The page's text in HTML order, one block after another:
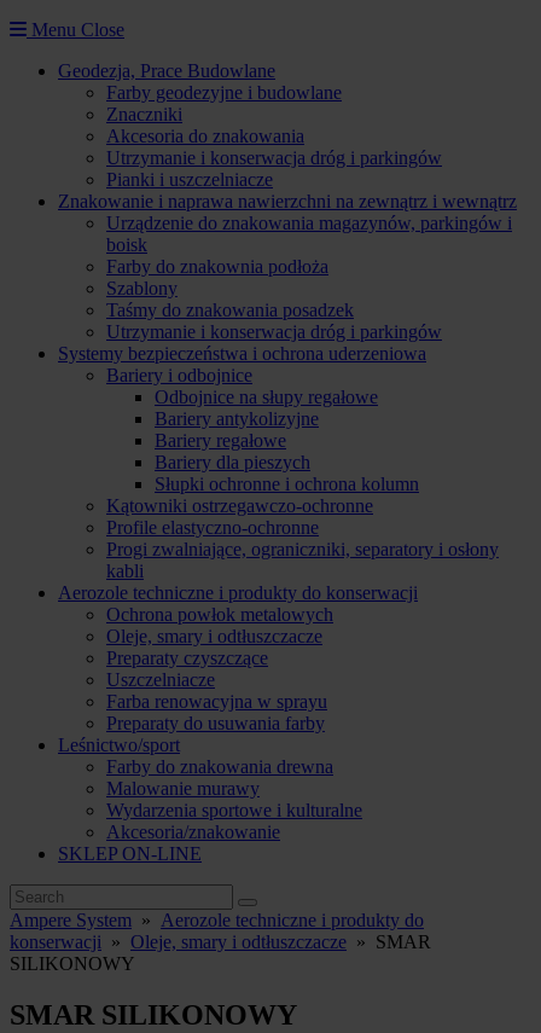
Menu Close
Geodezja, Prace Budowlane
Farby geodezyjne i budowlane
Znaczniki
Akcesoria do znakowania
Utrzymanie i konserwacja dróg i parkingów
Pianki i uszczelniacze
Znakowanie i naprawa nawierzchni na zewnątrz i wewnątrz
Urządzenie do znakowania magazynów, parkingów i
boisk
Farby do znakownia podłoża
Szablony
Taśmy do znakowania posadzek
Utrzymanie i konserwacja dróg i parkingów
Systemy bezpieczeństwa i ochrona uderzeniowa
Bariery i odbojnice
Odbojnice na słupy regałowe
Bariery antykolizyjne
Bariery regałowe
Bariery dla pieszych
Słupki ochronne i ochrona kolumn
Kątowniki ostrzegawczo-ochronne
Profile elastyczno-ochronne
Progi zwalniające, ograniczniki, separatory i osłony
kabli
Aerozole techniczne i produkty do konserwacji
Ochrona powłok metalowych
Oleje, smary i odtłuszczacze
Preparaty czyszczące
Uszczelniacze
Farba renowacyjna w sprayu
Preparaty do usuwania farby
Leśnictwo/sport
Farby do znakowania drewna
Malowanie murawy
Wydarzenia sportowe i kulturalne
Akcesoria/znakowanie
SKLEP ON-LINE
Ampere System »
Aerozole techniczne i produkty do
konserwacji » Oleje, smary i odtłuszczacze » SMAR
SILIKONOWY
SMAR SILIKONOWY